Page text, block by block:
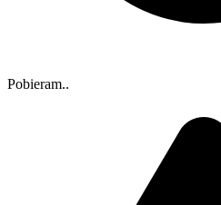
Pobieram..